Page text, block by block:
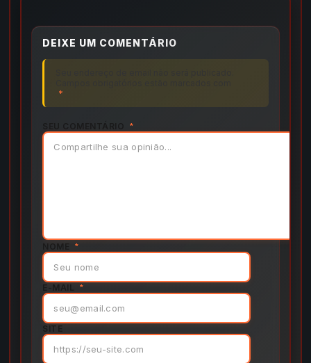
DEIXE UM COMENTÁRIO
*
*
NOME *
E-MAIL *
SITE